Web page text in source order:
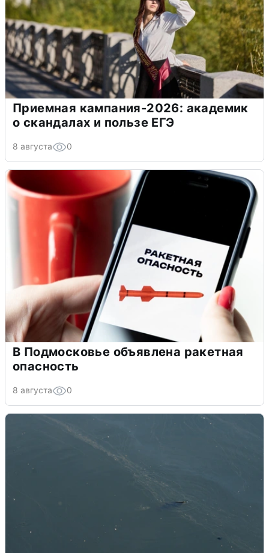
Приемная кампания-2026: академик
о скандалах и пользе ЕГЭ
8 августа 0
В Подмосковье объявлена ракетная
опасность
8 августа 0